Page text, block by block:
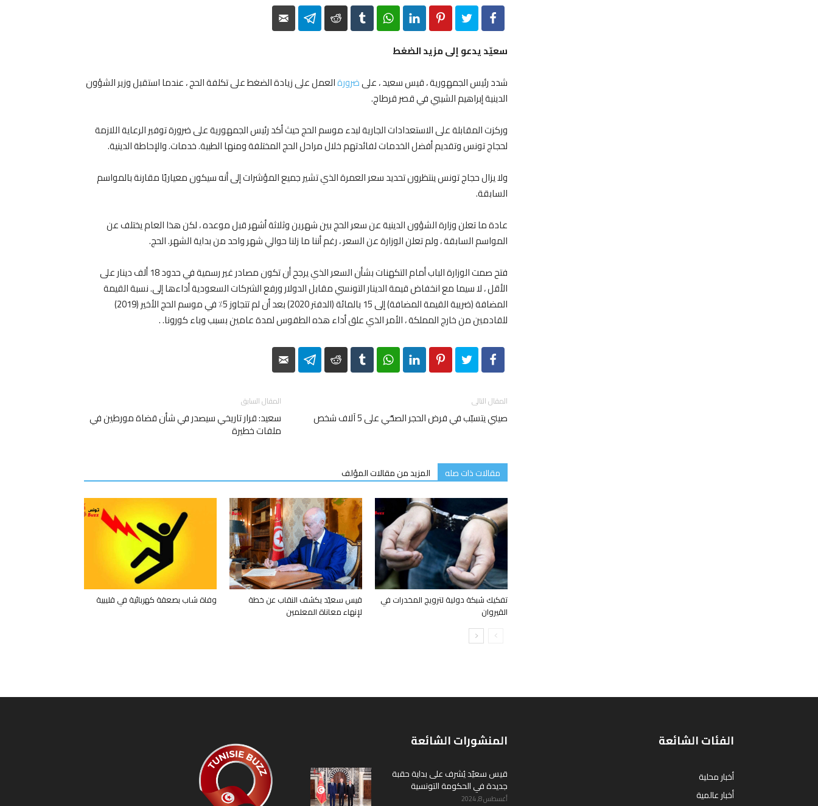
Facebook
Twitter
Pinterest
LinkedIn
WhatsApp
Tumblr
Reddit
Telegram
سعيّد يدعو إلى مزيد الضغط
شدد رئيس الجمهورية ، قيس سعيد ، علىضرورةالعمل على زيادة الضغط على تكلفة الحج ، عندما استقبل وزير الشؤون
الدينية إبراهيم الشيبي في قصر قرطاج.
وركزت المقابلة على الاستعدادات الجارية لبدء موسم الحج حيث أكد رئيس الجمهورية على ضرورة توفير الرعاية اللازمة
لحجاج تونس وتقديم أفضل الخدمات لفائدتهم خلال مراحل الحج المختلفة ومنها الطبية. خدمات. والإحاطة الدينية.
ولا يزال حجاج تونس ينتظرون تحديد سعر العمرة الذي تشير جميع المؤشرات إلى أنه سيكون معياريًا مقارنة بالمواسم
السابقة.
عادة ما تعلن وزارة الشؤون الدينية عن سعر الحج بين شهرين وثلاثة أشهر قبل موعده ، لكن هذا العام يختلف عن
المواسم السابقة ، ولم تعلن الوزارة عن السعر ، رغم أننا ما زلنا حوالي شهر واحد من بداية الشهر. الحج.
فتح صمت الوزارة الباب أمام التكهنات بشأن السعر الذي يرجح أن تكون مصادر غير رسمية في حدود 18 ألف دينار على
الأقل ، لا سيما مع انخفاض قيمة الدينار التونسي مقابل الدولار ورفع الشركات السعودية أداءها إلى. نسبة القيمة
المضافة (ضريبة القيمة المضافة) إلى 15 بالمائة (الدفتر 2020) بعد أن لم تتجاوز 5٪ في موسم الحج الأخير (2019)
للقادمين من خارج المملكة ، الأمر الذي علق أداء هذه الطقوس لمدة عامين بسبب وباء كورونا. .
Facebook
Twitter
Pinterest
LinkedIn
WhatsApp
Tumblr
Reddit
Telegram
المقال السابق
سعيد: قرار تاريخي سيصدر في شأن قضاة مورطين في
ملفات خطيرة
المقال التالى
صيني يتسبّب في فرض الحجر الصحّي على 5 آلاف شخص
مقالات ذات صله المزيد من مقالات المؤلف
وفاة شاب بصعقة كهربائية في قليبية
قيس سعيّد يكشف النقاب عن خطة
لإنهاء معاناة المعلمين
تفكيك شبكة دولية لترويج المخدرات في
القيروان
المنشورات الشائعة
قيس سعيّد يُشرف على بداية حقبة
جديدة في الحكومة التونسية
أغسطس 8, 2024
الفئات الشائعة
أخبار محلية
أخبار عالمية